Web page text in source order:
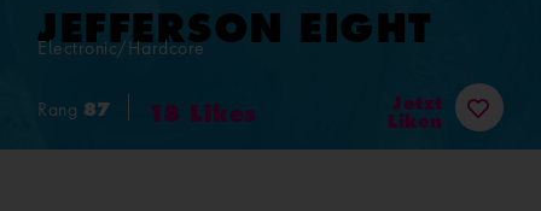
JEFFERSON EIGHT
Electronic/Hardcore
Rang 87 18 Likes
Jetzt
Liken